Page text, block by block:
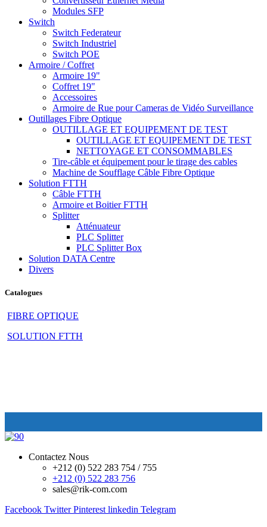
Modules SFP
Switch
Switch Federateur
Switch Industriel
Switch POE
Armoire / Coffret
Armoire 19"
Coffret 19"
Accessoires
Armoire de Rue pour Cameras de Vidéo Surveillance
Outillages Fibre Optique
OUTILLAGE ET EQUIPEMENT DE TEST
OUTILLAGE ET EQUIPEMENT DE TEST
NETTOYAGE ET CONSOMMABLES
Tire-câble et équipement pour le tirage des cables
Machine de Soufflage Câble Fibre Optique
Solution FTTH
Câble FTTH
Armoire et Boitier FTTH
Splitter
Atténuateur
PLC Splitter
PLC Splitter Box
Solution DATA Centre
Divers
Catalogues
FIBRE OPTIQUE
SOLUTION FTTH
Contactez Nous
+212 (0) 522 283 754 / 755
+212 (0) 522 283 756
sales@rik-com.com
Facebook Twitter Pinterest linkedin Telegram